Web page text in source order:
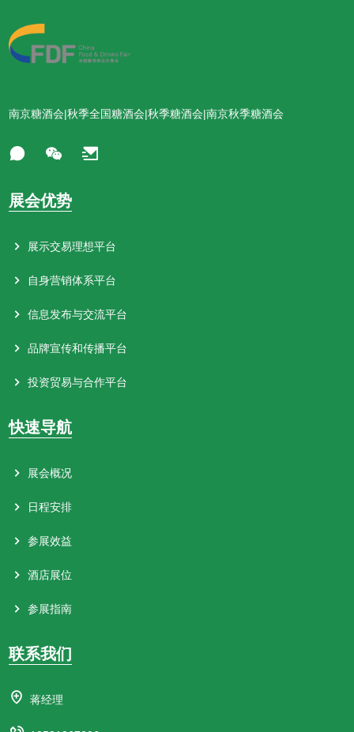
南京糖酒会|秋季全国糖酒会|秋季糖酒会|南京秋季糖酒会
展会优势
展示交易理想平台
自身营销体系平台
信息发布与交流平台
品牌宣传和传播平台
投资贸易与合作平台
快速导航
展会概况
日程安排
参展效益
酒店展位
参展指南
联系我们
蒋经理